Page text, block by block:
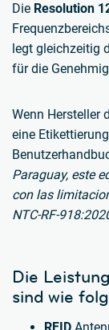
Die Resolution
legt gleichzeitig
für die
Wenn Hersteller
eine
Paraguay, este
con las
NTC-RF-
Die
sind wie